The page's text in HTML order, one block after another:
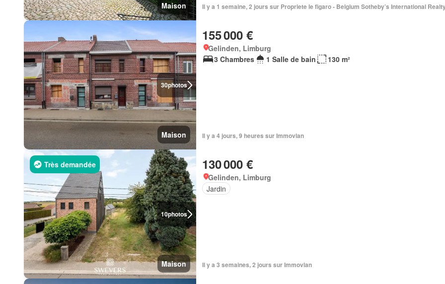
Maison Il y a 1 semaine, 2 jours sur Propriete le figaro - Belgium Sotheby’s International
30photos
Maison
155 000 €
Gelinden, Limburg
3 Chambres
1 Salle de bain 130 m²
Il y a 4 jours, 9 heures sur Immovlan
10photos
Très demandée
Maison
130 000 €
Gelinden, Limburg
Jardin
Il y a 3 semaines, 2 jours sur Immovlan